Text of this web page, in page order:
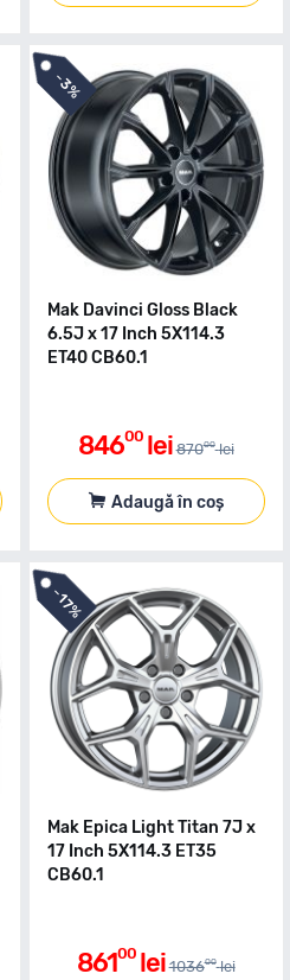
-
3%
Mak Davinci Gloss Black
6.5J x 17 Inch 5X114.3
ET40 CB60.1
84600 lei 87000 lei
Adaugă în coș
-17%
Mak Epica Light Titan 7J x
17 Inch 5X114.3 ET35
CB60.1
86100 lei 103600 lei